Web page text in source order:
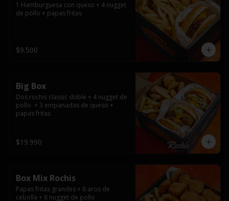
1 Hamburguesa con queso + 4 nugget
de pollo + papas fritas
$9.500
Big Box
Dos rochis classic doble + 4 nugget de
pollo  + 3 empanadas de queso +
papas fritas
$19.990
Box Mix Rochis
Papas fritas grandes + 8 aros de
cebolla + 8 nugget de pollo